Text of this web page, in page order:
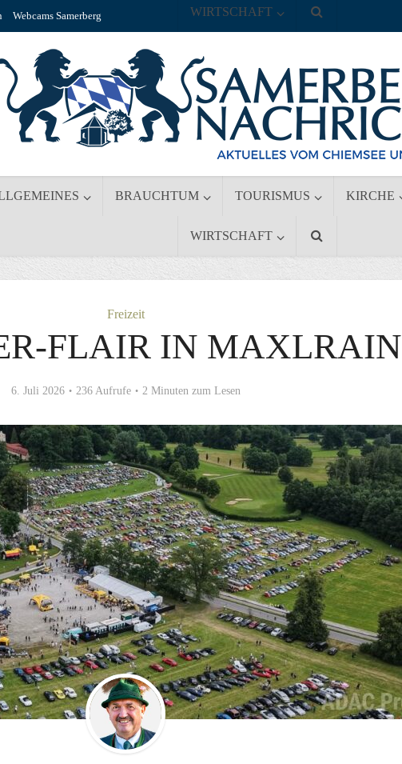
Webcams Samerberg
BRAUCHTUM TOURISMUS KIRCHE
WIRTSCHAFT
WIRTSCHAFT
Freizeit
FLAIR IN MAXLRAIN
6. Juli 2026 236 Aufrufe 2 Minuten zum Lesen